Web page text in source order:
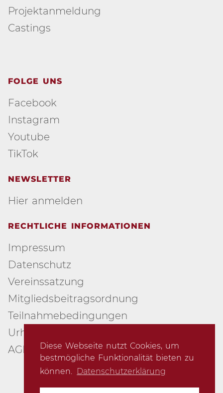
Diese Webseite nutzt Cookies, um
bestmögliche Funktionalität bieten zu
können. Datenschutzerklärung
Projektanmeldung
Castings
FOLGE UNS
Facebook
Instagram
Youtube
TikTok
NEWSLETTER
Hier anmelden
RECHTLICHE INFORMATIONEN
Impressum
Datenschutz
Vereinssatzung
Mitgliedsbeitragsordnung
Teilnahmebedingungen
Urheberschutz
AGB